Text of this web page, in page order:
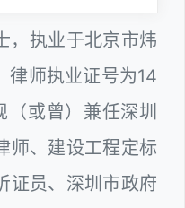
，执业于北京市炜
律师执业证号为14
或曾）兼任深圳
师、建设工程定标
证员、深圳市政府